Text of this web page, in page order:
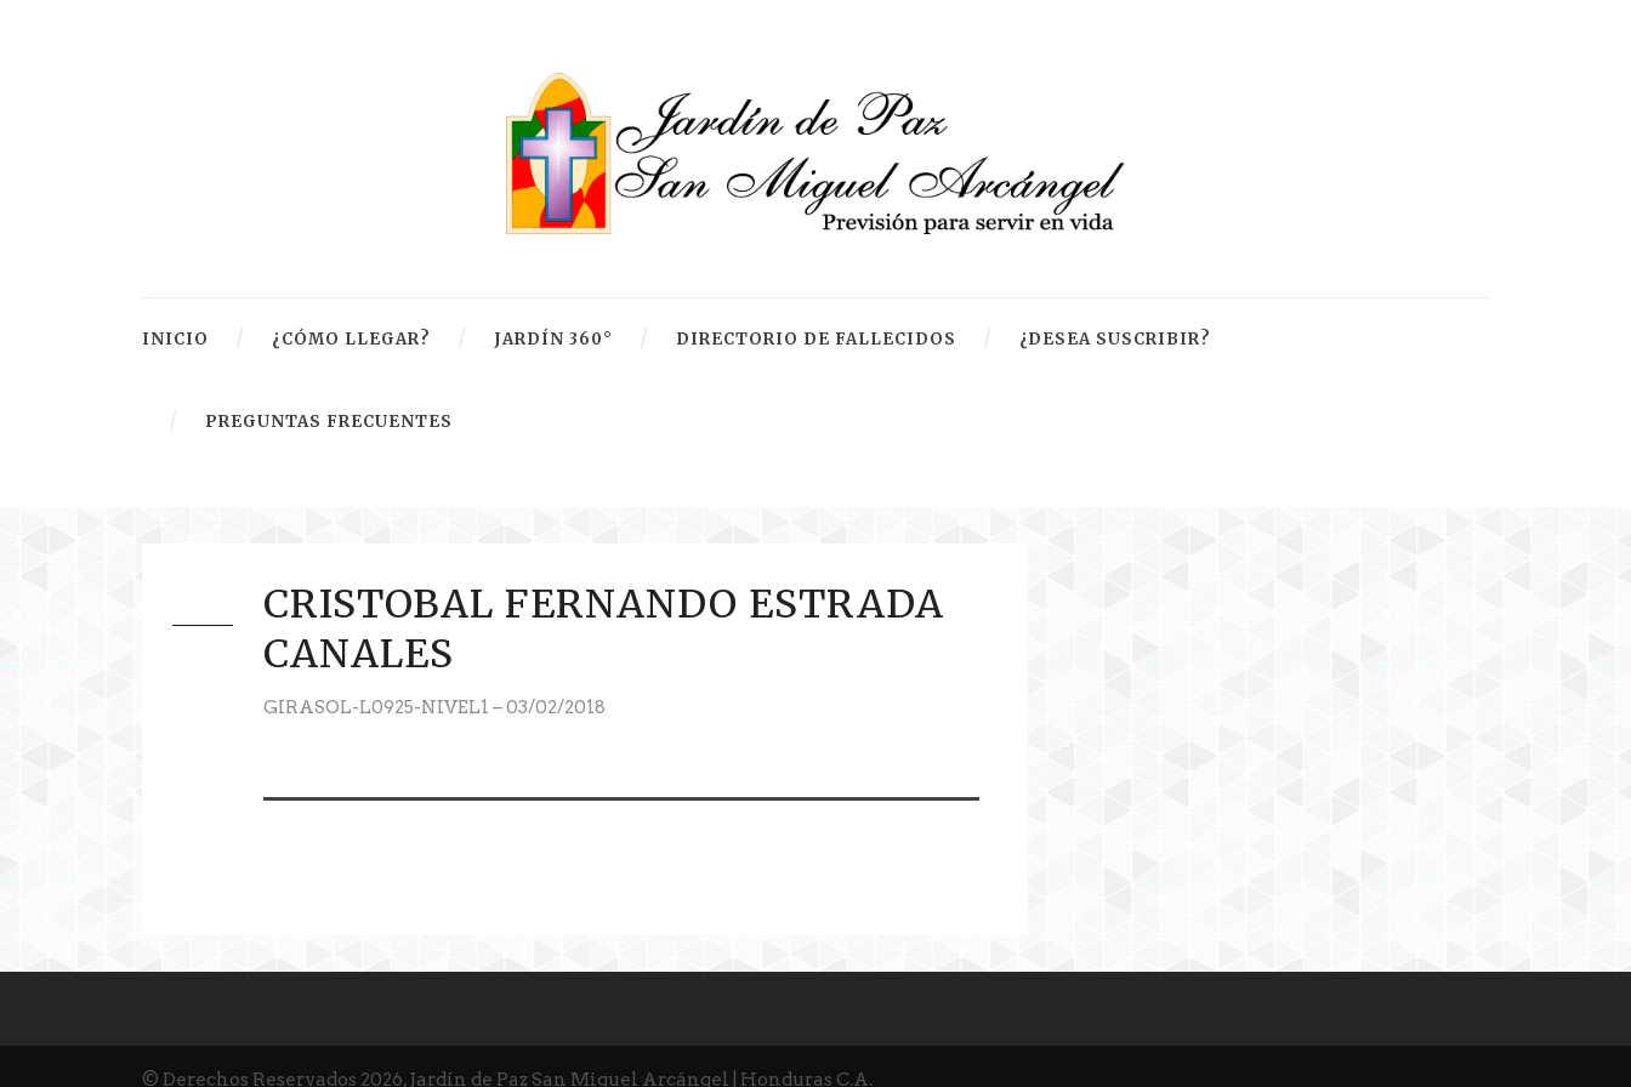
INICIO ¿CÓMO LLEGAR? JARDÍN 360° DIRECTORIO DE FALLECIDOS ¿DESEA SUSCRIBIR?
PREGUNTAS FRECUENTES
CRISTOBAL FERNANDO ESTRADA
CANALES
GIRASOL-L0925-NIVEL1 – 03/02/2018
© Derechos Reservados 2026, Jardín de Paz San Miguel Arcángel | Honduras C.A.